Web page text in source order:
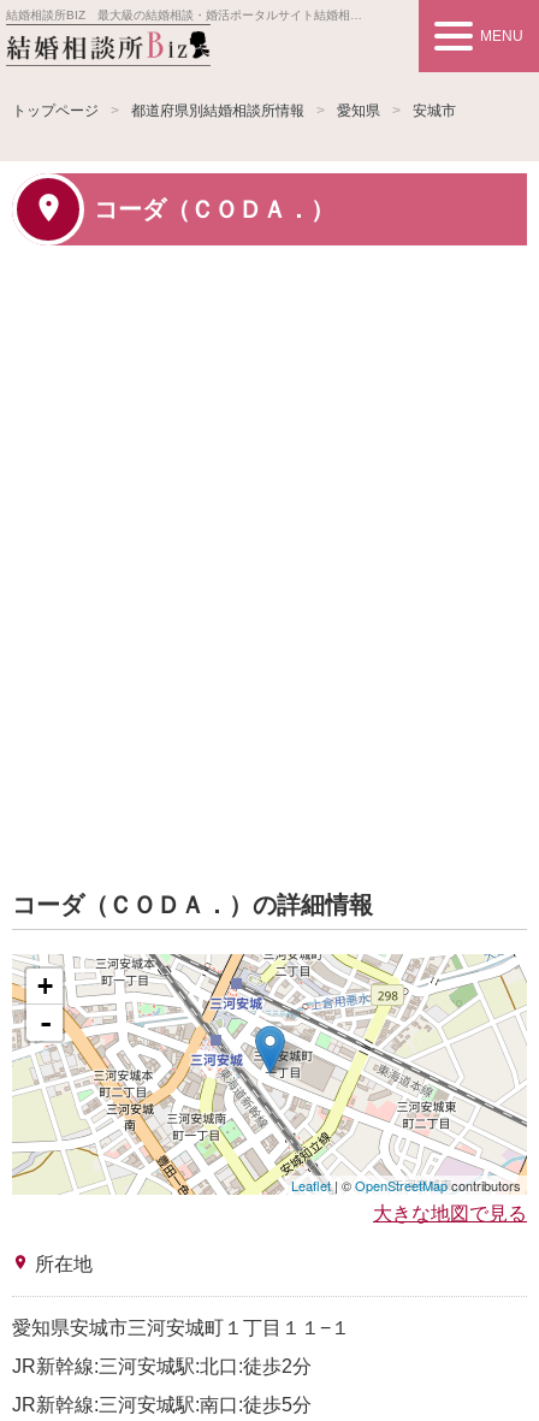
結婚相談所BIZ 最大級の結婚相談・婚活ポータルサイト結婚相談所事業者情報や婚活お見合いの悩み、対策を紹介します。
MENU
トップページ 都道府県別結婚相談所情報 愛知県 安城市
コーダ（ＣＯＤＡ．）
コーダ（ＣＯＤＡ．）の詳細情報
+
-
Leaflet| ©OpenStreetMapcontributors
大きな地図で見る
place 所在地
愛知県安城市三河安城町１丁目１１−１
JR新幹線:三河安城駅:北口:徒歩2分
JR新幹線:三河安城駅:南口:徒歩5分